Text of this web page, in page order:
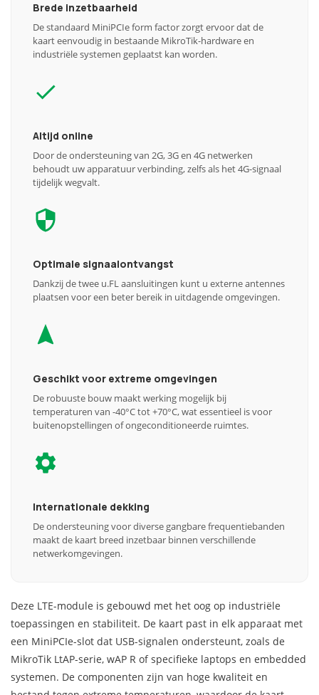
Brede inzetbaarheid
De standaard MiniPCIe form factor zorgt ervoor dat de
kaart eenvoudig in bestaande MikroTik-hardware en
industriële systemen geplaatst kan worden.
Altijd online
Door de ondersteuning van 2G, 3G en 4G netwerken
behoudt uw apparatuur verbinding, zelfs als het 4G-signaal
tijdelijk wegvalt.
Optimale signaalontvangst
Dankzij de twee u.FL aansluitingen kunt u externe antennes
plaatsen voor een beter bereik in uitdagende omgevingen.
Geschikt voor extreme omgevingen
De robuuste bouw maakt werking mogelijk bij
temperaturen van -40°C tot +70°C, wat essentieel is voor
buitenopstellingen of ongeconditioneerde ruimtes.
Internationale dekking
De ondersteuning voor diverse gangbare frequentiebanden
maakt de kaart breed inzetbaar binnen verschillende
netwerkomgevingen.
Deze LTE-module is gebouwd met het oog op industriële
toepassingen en stabiliteit. De kaart past in elk apparaat met
een MiniPCIe-slot dat USB-signalen ondersteunt, zoals de
MikroTik LtAP-serie, wAP R of specifieke laptops en embedded
systemen. De componenten zijn van hoge kwaliteit en